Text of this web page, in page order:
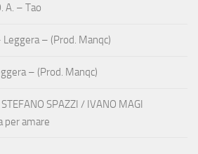
A. – Tao
Leggera – (Prod. Manqc)
– (Prod. Manqc)
STEFANO SPAZZI / IVANO MAGI
per amare